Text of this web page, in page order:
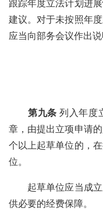
跟踪年度立法计划进
建议。对于未按照年
应当向部务会议作出说
第九条 列入年度
章，由提出立项申请
个以上起草单位的，
位。
起草单位应当成
供必要的经费保障。